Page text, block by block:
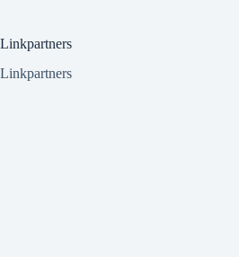
Linkpartners
Linkpartners